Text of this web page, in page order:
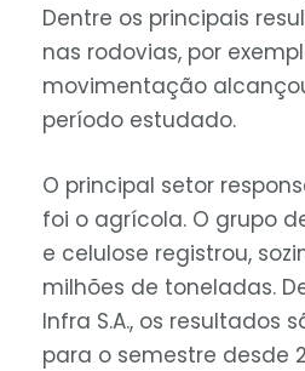
Dentre os principais
nas rodovias, por
movimentação
período estudado.
O principal setor
foi o agrícola. O grupo
e celulose registrou,
milhões de toneladas.
Infra S.A., os resultados
para o semestre desde